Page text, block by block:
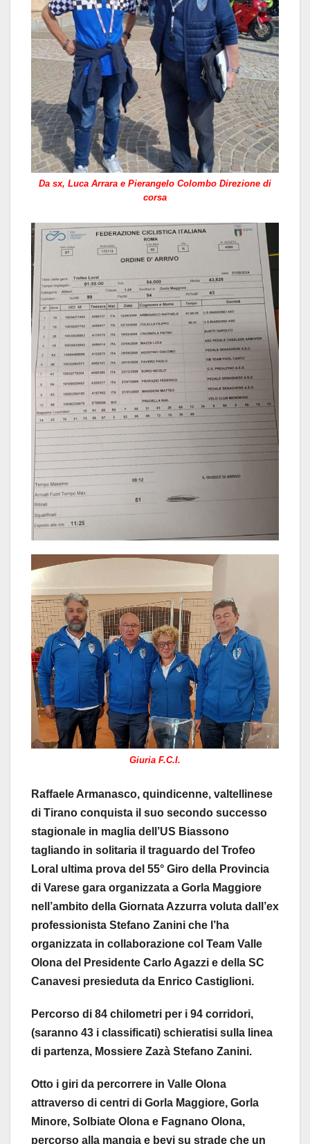
Da sx, Luca Arrara e Pierangelo Colombo Direzione di
corsa
Giuria F.C.I.
Raffaele Armanasco, quindicenne, valtellinese
di Tirano conquista il suo secondo successo
stagionale in maglia dell’US Biassono
tagliando in solitaria il traguardo del Trofeo
Loral ultima prova del 55° Giro della Provincia
di Varese gara organizzata a Gorla Maggiore
nell’ambito della Giornata Azzurra voluta dall’ex
professionista Stefano Zanini che l’ha
organizzata in collaborazione col Team Valle
Olona del Presidente Carlo Agazzi e della SC
Canavesi presieduta da Enrico Castiglioni.
Percorso di 84 chilometri per i 94 corridori,
(saranno 43 i classificati) schieratisi sulla linea
di partenza, Mossiere Zazà Stefano Zanini.
Otto i giri da percorrere in Valle Olona
attraverso di centri di Gorla Maggiore, Gorla
Minore, Solbiate Olona e Fagnano Olona,
percorso alla mangia e bevi su strade che un